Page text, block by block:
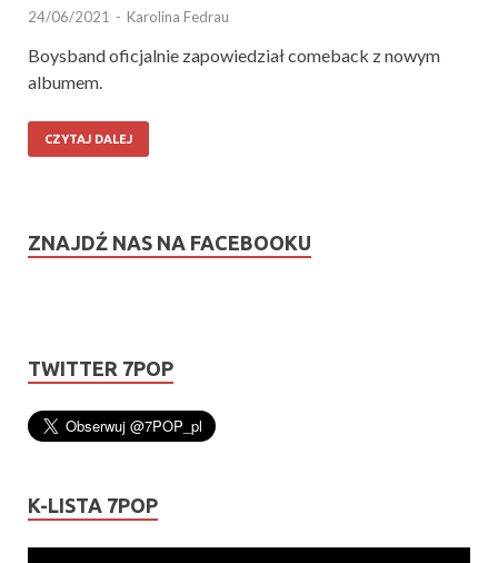
24/06/2021 - Karolina Fedrau
Boysband oficjalnie zapowiedział comeback z nowym
albumem.
CZYTAJ DALEJ
ZNAJDŹ NAS NA FACEBOOKU
TWITTER 7POP
K-LISTA 7POP